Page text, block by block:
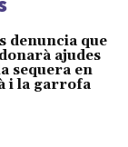
denuncia que
ajudes
sequera en
i la garrofa